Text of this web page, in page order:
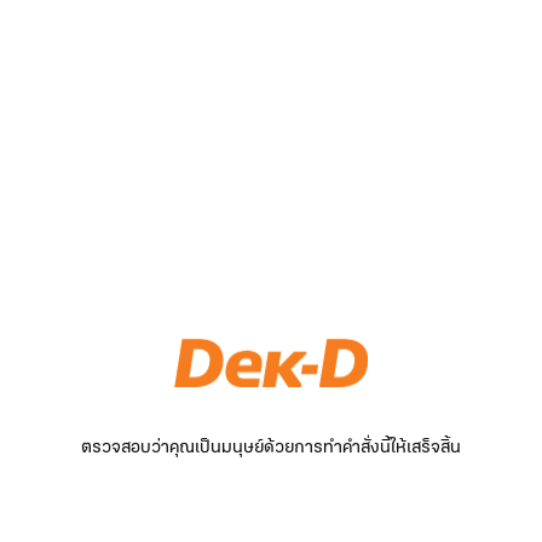
ตรวจสอบว่าคุณเป็นมนุษย์ด้วยการทำคำสั่งนี้ให้เสร็จสิ้น